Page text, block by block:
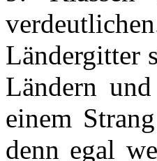
Ländergitter
Ländern
einem
denn egal